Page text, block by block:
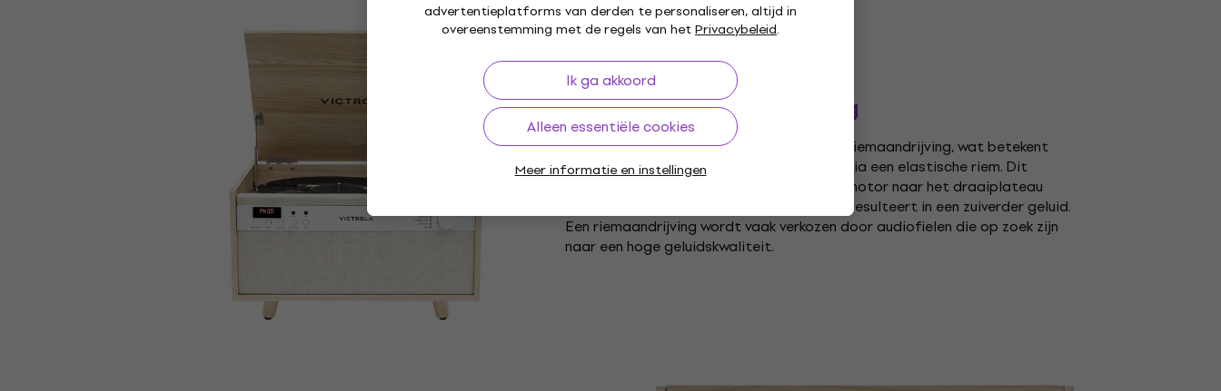
advertentieplatforms van derden te personaliseren, altijd in
overeenstemming met de regels van hetPrivacybeleid.
Ik ga akkoord
Alleen essentiële cookies
Meer informatie en instellingen
Aandrijving:Riemaandrijving
Dit product wordt aangestuurd door een riemaandrijving, wat betekent
dat de motor het draaiplateau aandrijft via een elastische riem. Dit
systeem helpt trillingen en ruis die van de motor naar het draaiplateau
worden overgebracht te verminderen, wat resulteert in een zuiverder geluid.
Een riemaandrijving wordt vaak verkozen door audiofielen die op zoek zijn
naar een hoge geluidskwaliteit.